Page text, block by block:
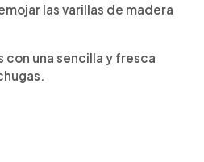
las varillas de madera
con una sencilla y fresca